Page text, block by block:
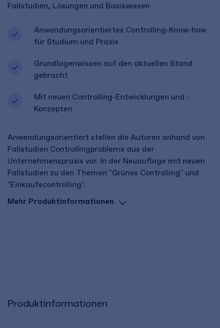
Fallstudien, Lösungen und Basiswissen
Anwendungsorientiertes Controlling-Know-how
für Studium und Praxis
Grundlagenwissen auf den aktuellen Stand
gebracht
Mit neuen Controlling-Entwicklungen und -
Konzepten
Anwendungsorientiert stellen die Autoren anhand von
Fallstudien Controllingprobleme aus der
Unternehmenspraxis vor. In der Neuauflage mit neuen
Fallstudien zu den Themen "Grünes Controlling" und
"Einkaufscontrolling".
Mehr Produktinformationen
Produktinformationen